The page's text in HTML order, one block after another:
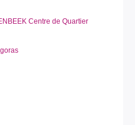
Centre de Quartier